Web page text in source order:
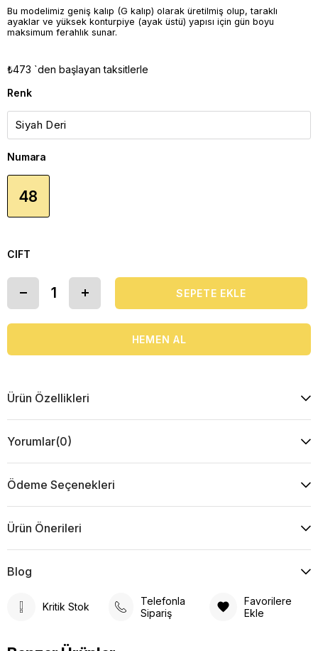
Bu modelimiz geniş kalıp (G kalıp) olarak üretilmiş olup, taraklı
ayaklar ve yüksek konturpiye (ayak üstü) yapısı için gün boyu
maksimum ferahlık sunar.
₺473 `den başlayan taksitlerle
Renk
Numara
48
CIFT
Ürün Özellikleri
Yorumlar(0)
Ödeme Seçenekleri
Ürün Önerileri
Blog
Kritik Stok
Telefonla
Sipariş
Favorilere
Ekle